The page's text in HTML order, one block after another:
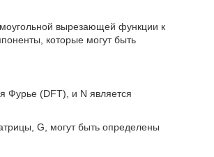
вырезающей функции к
которые могут быть
Фурье (DFT), и N является
G, могут быть определены